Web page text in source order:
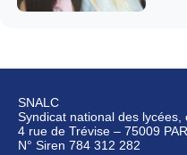
SNALC
Syndicat national des
4 rue de Trévise – 75009
N° Siren 784 312 282